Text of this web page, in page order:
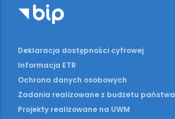
Deklaracja dostępności cyfrowej
Informacja ETR
Ochrona danych osobowych
Zadania realizowane z budżetu państwa
Projekty realizowane na UWM